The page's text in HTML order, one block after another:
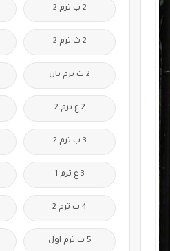
2 ب ترم 2
2 ث ترم 2
2 ث ترم ثان
2 ع ترم 2
3 ب ترم 2
3 ع ترم 1
4 ب ترم 2
5 ب ترم اول